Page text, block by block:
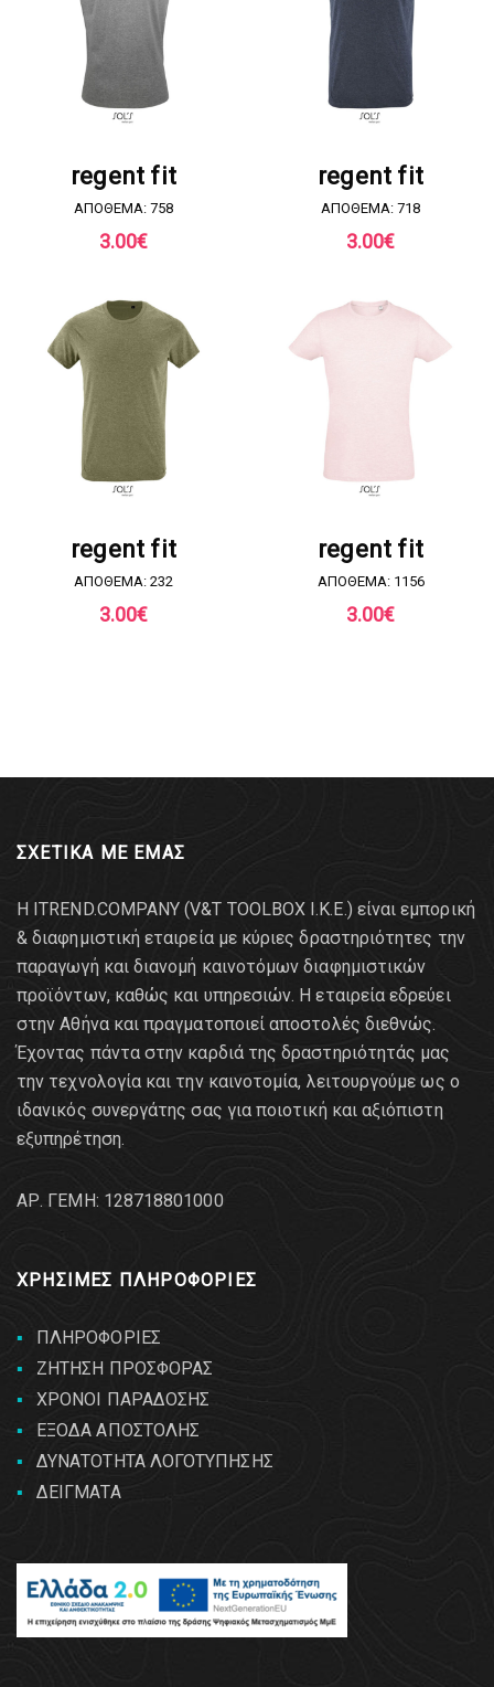
regent fit
ΑΠΟΘΕΜΑ: 758
3.00€
regent fit
ΑΠΟΘΕΜΑ: 718
3.00€
regent fit
ΑΠΟΘΕΜΑ: 232
3.00€
regent fit
ΑΠΟΘΕΜΑ: 1156
3.00€
ΣΧΕΤΙΚΑ ΜΕ ΕΜΑΣ
Η ITREND.COMPANY (V&T TOOLBOX Ι.Κ.Ε.) είναι εμπορική
& διαφημιστική εταιρεία με κύριες δραστηριότητες την
παραγωγή και διανομή καινοτόμων διαφημιστικών
προϊόντων, καθώς και υπηρεσιών. Η εταιρεία εδρεύει
στην Αθήνα και πραγματοποιεί αποστολές διεθνώς.
Έχοντας πάντα στην καρδιά της δραστηριότητάς μας
την τεχνολογία και την καινοτομία, λειτουργούμε ως ο
ιδανικός συνεργάτης σας για ποιοτική και αξιόπιστη
εξυπηρέτηση.
AΡ. ΓΕΜΗ: 128718801000
ΧΡΗΣΙΜΕΣ ΠΛΗΡΟΦΟΡΙΕΣ
ΠΛΗΡΟΦΟΡΙΕΣ
ΖΗΤΗΣΗ ΠΡΟΣΦΟΡΑΣ
ΧΡΟΝΟΙ ΠΑΡΑΔΟΣΗΣ
ΕΞΟΔΑ ΑΠΟΣΤΟΛΗΣ
ΔΥΝΑΤΟΤΗΤΑ ΛΟΓΟΤΥΠΗΣΗΣ
ΔΕΙΓΜΑΤΑ